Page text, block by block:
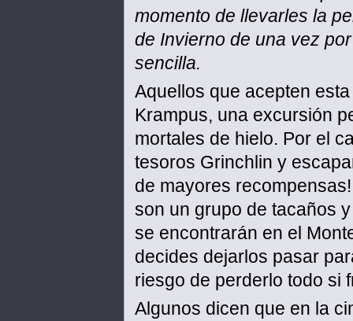
momento de llevarles la
de Invierno de una vez
sencilla.
Aquellos que acepten
Krampus, una excursión
mortales de hielo. Por el
tesoros Grinchlin y
de mayores
son un grupo de tacaños
se encontrarán en el
decides dejarlos pasar
riesgo de perderlo todo si
Algunos dicen que en la